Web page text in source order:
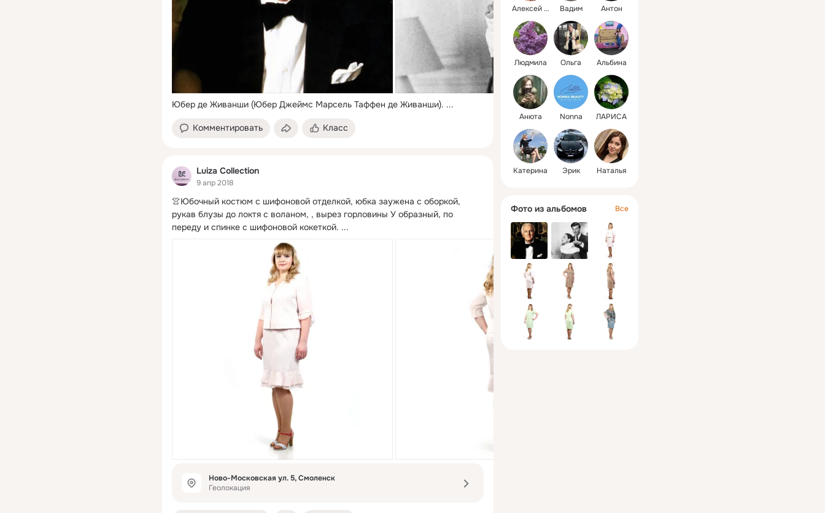
Юбер де Живанши (Юбер Джеймс Марсель Таффен де Живанши). ...
Комментировать Класс
Luiza Collection
9 апр 2018
👚Юбочный костюм с шифоновой отделкой, юбка заужена с оборкой,
рукав блузы до локтя с воланом, , вырез горловины У образный, по
переду и спинке с шифоновой кокеткой. ...
Ново-Московская ул. 5, Смоленск
Геолокация
Алексей и Елена Вадим Антон
Людмила Ольга Альбина
Анюта Nonna ЛАРИСА
Катерина Эрик Наталья
Фото из альбомов Все